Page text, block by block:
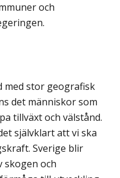
och
med stor geografisk
det människor som
tillväxt och välstånd.
självklart att vi ska
Sverige blir
skogen och